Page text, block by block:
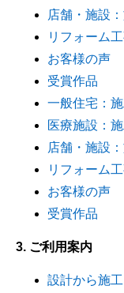
店舗・施設
リフォーム
お客様の声
受賞作品
一般住宅：
医療施設：
店舗・施設
リフォーム
お客様の声
受賞作品
3. ご利用案内
設計から施